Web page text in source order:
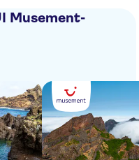
Musement-